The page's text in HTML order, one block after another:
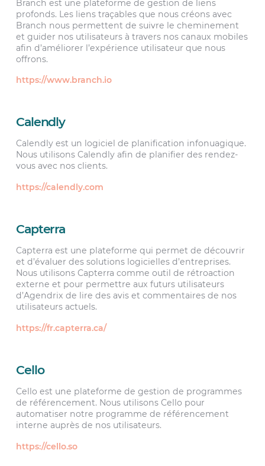
Branch est une plateforme de gestion de liens
profonds. Les liens traçables que nous créons avec
Branch nous permettent de suivre le cheminement
et guider nos utilisateurs à travers nos canaux mobiles
afin d’améliorer l’expérience utilisateur que nous
offrons.
https://www.branch.io
Calendly
Calendly est un logiciel de planification infonuagique.
Nous utilisons Calendly afin de planifier des rendez-
vous avec nos clients.
https://calendly.com
Capterra
Capterra est une plateforme qui permet de découvrir
et d’évaluer des solutions logicielles d’entreprises.
Nous utilisons Capterra comme outil de rétroaction
externe et pour permettre aux futurs utilisateurs
d’Agendrix de lire des avis et commentaires de nos
utilisateurs actuels.
https://fr.capterra.ca/
Cello
Cello est une plateforme de gestion de programmes
de référencement. Nous utilisons Cello pour
automatiser notre programme de référencement
interne auprès de nos utilisateurs.
https://cello.so